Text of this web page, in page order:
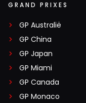
GRAND PRIXES
GP Australië
GP China
GP Japan
GP Miami
GP Canada
GP Monaco